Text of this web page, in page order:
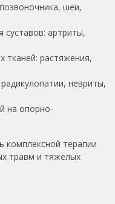
шеи,
суставов: артриты,
тканей: растяжения,
невриты,
на опорно-
комплексной терапии
травм и тяжелых